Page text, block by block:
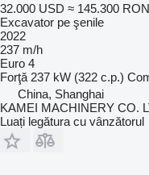
32.000 USD ≈ 145.300 RON
Excavator pe şenile
2022
237 m/h
Euro 4
Forţă 237 kW (322 c.p.)
China, Shanghai
KAMEI MACHINERY CO.
Luați legătura cu vânzătorul